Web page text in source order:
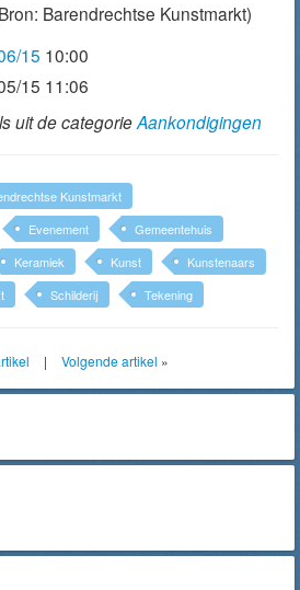
Barendrechtse Kunstmarkt)
15 10:00
15 11:06
uit de categorieAankondigingen
Kunstmarkt
Evenement
Gemeentehuis
Keramiek Kunst
Kunstenaars
Schilderij Tekening
| Volgende artikel »